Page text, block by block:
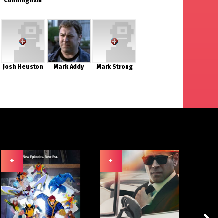
Josh Heuston Mark Addy Mark Strong
+ +